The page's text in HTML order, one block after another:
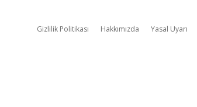
Gizlilik Politikası Hakkımızda Yasal Uyarı